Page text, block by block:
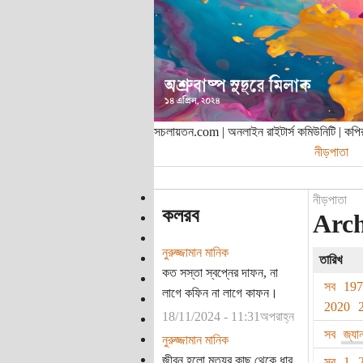
সচলায়তন.com | অনলাইন রাইটার্স কমিউনিটি |
নীড়পাতা
কলরব
নুরুজ্জামান মানিক
কত সস্তা স্বপ্নের দাফন, না
লাগে কফিন না লাগে কাফন।
18/11/2024 - 11:31অপরাহ্ন
নুরুজ্জামান মানিক
জীবন হলো মৃত্যুর কাছ থেকে ধার
নীড়পাতা
তারিখ
সব
2020
সব